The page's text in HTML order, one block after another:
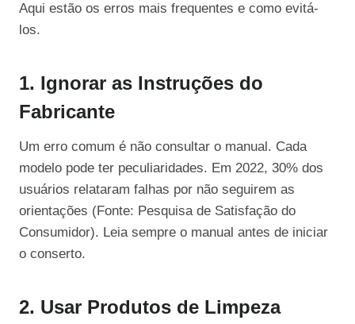
Aqui estão os erros mais frequentes e como evitá-
los.
1. Ignorar as Instruções do
Fabricante
Um erro comum é não consultar o manual. Cada
modelo pode ter peculiaridades. Em 2022, 30% dos
usuários relataram falhas por não seguirem as
orientações (Fonte: Pesquisa de Satisfação do
Consumidor). Leia sempre o manual antes de iniciar
o conserto.
2. Usar Produtos de Limpeza